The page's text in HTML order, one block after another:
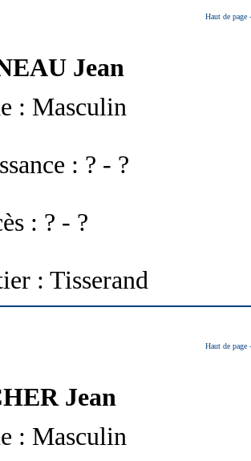
Haut de page
Jean
: Masculin
: ? - ?
: ? - ?
: Tisserand
Haut de page
Jean
: Masculin